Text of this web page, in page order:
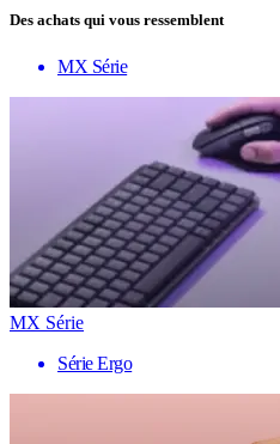
Des achats qui vous ressemblent
MX Série
MX Série
Série Ergo